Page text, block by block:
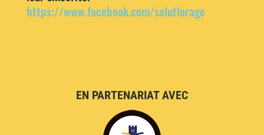
https://www.facebook.com/salutlorage
EN PARTENARIAT AVEC